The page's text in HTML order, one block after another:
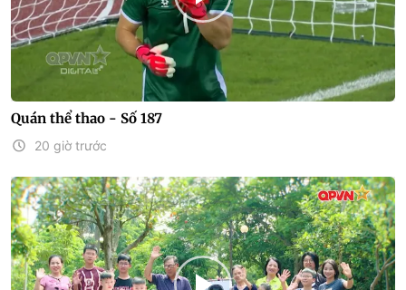
Quán thể thao - Số 187
20 giờ trước